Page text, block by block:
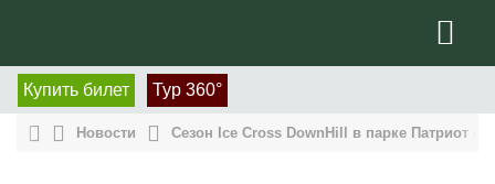
Купить билет Тур 360°
Новости Сезон Ice Cross DownHill в парке Патриот